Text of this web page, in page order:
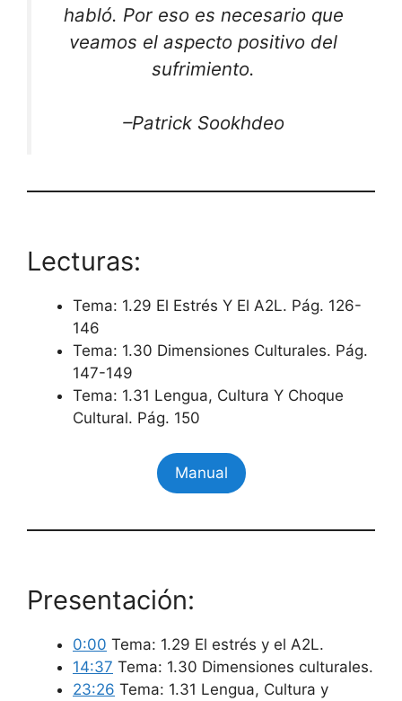
habló. Por eso es necesario que
veamos el aspecto positivo del
sufrimiento.
–Patrick Sookhdeo
Lecturas:
Tema: 1.29 El Estrés Y El A2L. Pág. 126-
146
Tema: 1.30 Dimensiones Culturales. Pág.
147-149
Tema: 1.31 Lengua, Cultura Y Choque
Cultural. Pág. 150
Manual
Presentación:
0:00 Tema: 1.29 El estrés y el A2L.
14:37 Tema: 1.30 Dimensiones culturales.
23:26 Tema: 1.31 Lengua, Cultura y